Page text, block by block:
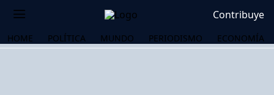
Contribuye
HOME POLÍTICA MUNDO PERIODISMO ECONOMÍA